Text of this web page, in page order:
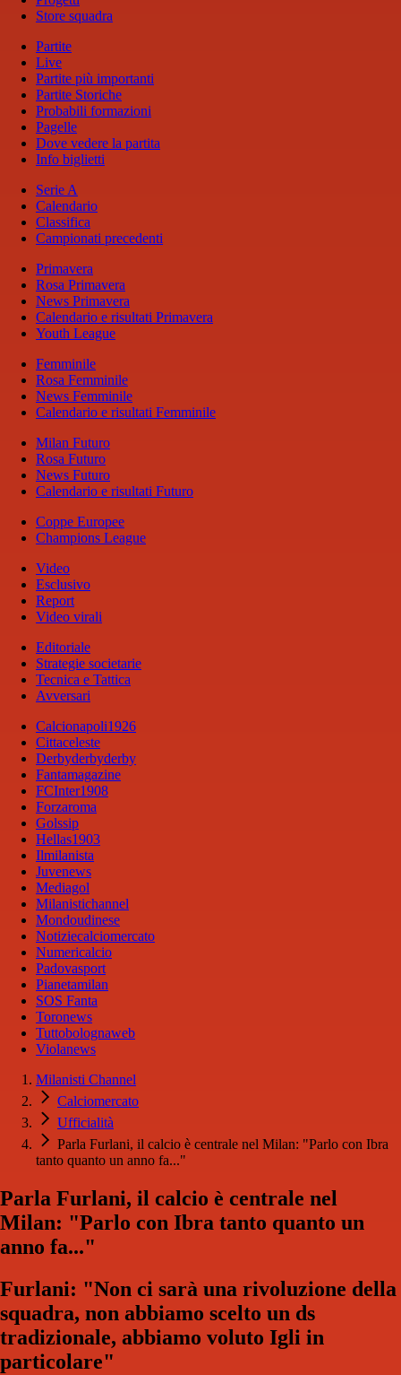
Store squadra
Partite
Live
Partite più importanti
Partite Storiche
Probabili formazioni
Pagelle
Dove vedere la partita
Info biglietti
Serie A
Calendario
Classifica
Campionati precedenti
Primavera
Rosa Primavera
News Primavera
Calendario e risultati Primavera
Youth League
Femminile
Rosa Femminile
News Femminile
Calendario e risultati Femminile
Milan Futuro
Rosa Futuro
News Futuro
Calendario e risultati Futuro
Coppe Europee
Champions League
Video
Esclusivo
Report
Video virali
Editoriale
Strategie societarie
Tecnica e Tattica
Avversari
Calcionapoli1926
Cittaceleste
Derbyderbyderby
Fantamagazine
FCInter1908
Forzaroma
Golssip
Hellas1903
Ilmilanista
Juvenews
Mediagol
Milanistichannel
Mondoudinese
Notiziecalciomercato
Numericalcio
Padovasport
Pianetamilan
SOS Fanta
Toronews
Tuttobolognaweb
Violanews
Milanisti Channel
Calciomercato
Ufficialità
Parla Furlani, il calcio è centrale nel Milan: "Parlo con Ibra
tanto quanto un anno fa..."
Parla Furlani, il calcio è centrale nel
Milan: "Parlo con Ibra tanto quanto un
anno fa..."
Furlani: "Non ci sarà una rivoluzione della
squadra, non abbiamo scelto un ds
tradizionale, abbiamo voluto Igli in
particolare"